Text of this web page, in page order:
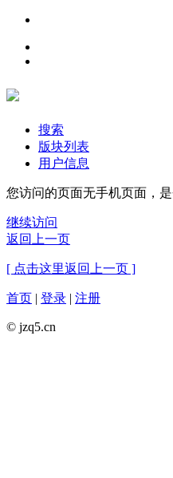
搜索
版块列表
用户信息
您访问的页面无手机页面，
继续访问
返回上一页
[ 点击这里返回上一页 ]
首页 | 登录 | 注册
© jzq5.cn